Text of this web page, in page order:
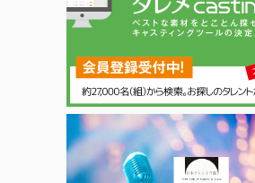
日本タレント名鑑